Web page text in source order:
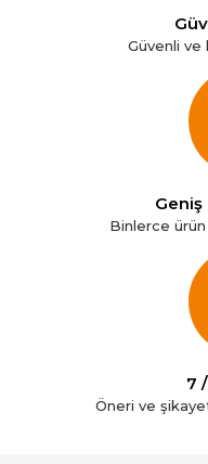
Güvenli
Geniş
Binlerce
7
Öneri ve